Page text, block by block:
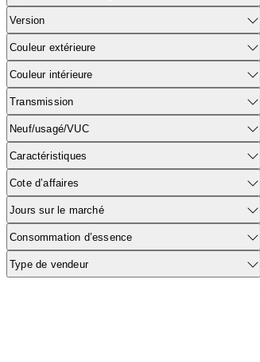
Version
Couleur extérieure
Couleur intérieure
Transmission
Neuf/usagé/VUC
Caractéristiques
Cote d’affaires
Jours sur le marché
Consommation d’essence
Type de vendeur